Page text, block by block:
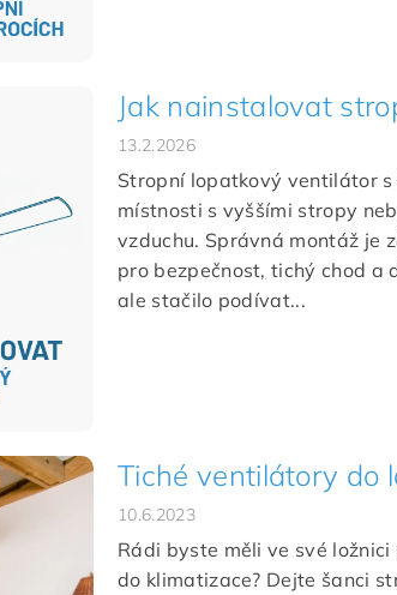
Jak nainstalovat
13.2.2026
Stropní lopatkový ventilátor
místnosti s vyššími stropy
vzduchu. Správná montáž je
pro bezpečnost, tichý chod a
ale stačilo podívat...
Tiché ventilátory do
10.6.2023
Rádi byste měli ve své
do klimatizace? Dejte šanci